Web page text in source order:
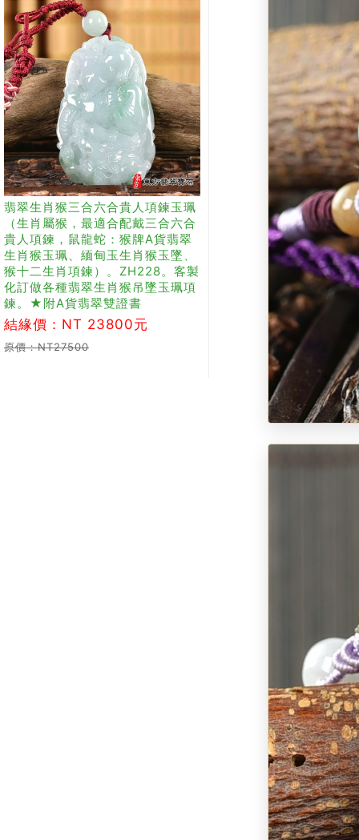
翡翠生肖猴三合六合貴人項鍊玉珮
（生肖屬猴，最適合配戴三合六合
貴人項鍊，鼠龍蛇：猴牌A貨翡翠
生肖猴玉珮、緬甸玉生肖猴玉墜、
猴十二生肖項鍊）。ZH228。客製
化訂做各種翡翠生肖猴吊墜玉珮項
鍊。★附A貨翡翠雙證書
結緣價：NT 23800元
原價：NT27500